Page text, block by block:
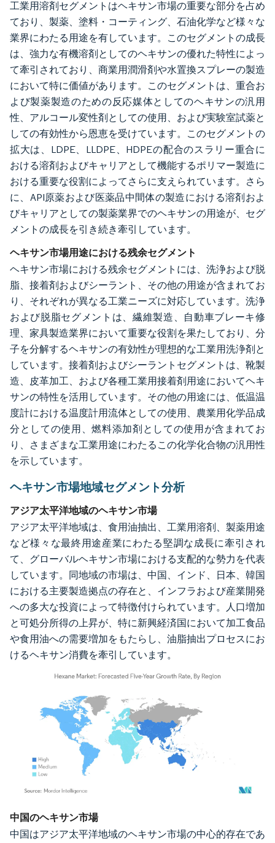
工業用溶剤セグメントはヘキサン市場の重要な部分を占め
ており、製薬、塗料・コーティング、石油化学など様々な
業界にわたる用途を有しています。このセグメントの成長
は、強力な有機溶剤としてのヘキサンの優れた特性によっ
て牽引されており、商業用潤滑剤や水置換スプレーの製造
において特に価値があります。このセグメントは、重合お
よび製薬製造のための反応媒体としてのヘキサンの汎用
性、アルコール変性剤としての使用、および実験室試薬と
しての有効性から恩恵を受けています。このセグメントの
拡大は、LDPE、LLDPE、HDPEの配合のスラリー重合に
おける溶剤およびキャリアとして機能するポリマー製造に
おける重要な役割によってさらに支えられています。さら
に、API原薬および医薬品中間体の製造における溶剤およ
びキャリアとしての製薬業界でのヘキサンの用途が、セグ
メントの成長を引き続き牽引しています。
ヘキサン市場用途における残余セグメント
ヘキサン市場における残余セグメントには、洗浄および脱
脂、接着剤およびシーラント、その他の用途が含まれてお
り、それぞれが異なる工業ニーズに対応しています。洗浄
および脱脂セグメントは、繊維製造、自動車ブレーキ修
理、家具製造業界において重要な役割を果たしており、分
子を分解するヘキサンの有効性が理想的な工業用洗浄剤と
しています。接着剤およびシーラントセグメントは、靴製
造、皮革加工、および各種工業用接着剤用途においてヘキ
サンの特性を活用しています。その他の用途には、低温温
度計における温度計用流体としての使用、農業用化学品成
分としての使用、燃料添加剤としての使用が含まれてお
り、さまざまな工業用途にわたるこの化学化合物の汎用性
を示しています。
ヘキサン市場地域セグメント分析
アジア太平洋地域のヘキサン市場
アジア太平洋地域は、食用油抽出、工業用溶剤、製薬用途
など様々な最終用途産業にわたる堅調な成長に牽引され
て、グローバルヘキサン市場における支配的な勢力を代表
しています。同地域の市場は、中国、インド、日本、韓国
における主要製造拠点の存在と、インフラおよび産業開発
への多大な投資によって特徴付けられています。人口増加
と可処分所得の上昇が、特に新興経済国において加工食品
や食用油への需要増加をもたらし、油脂抽出プロセスにお
けるヘキサン消費を牽引しています。
画像 © Mordor Intelligence。再利用にはCC BY 4.0の表示が必要です。
中国のヘキサン市場
中国はアジア太平洋地域のヘキサン市場の中心的存在であ